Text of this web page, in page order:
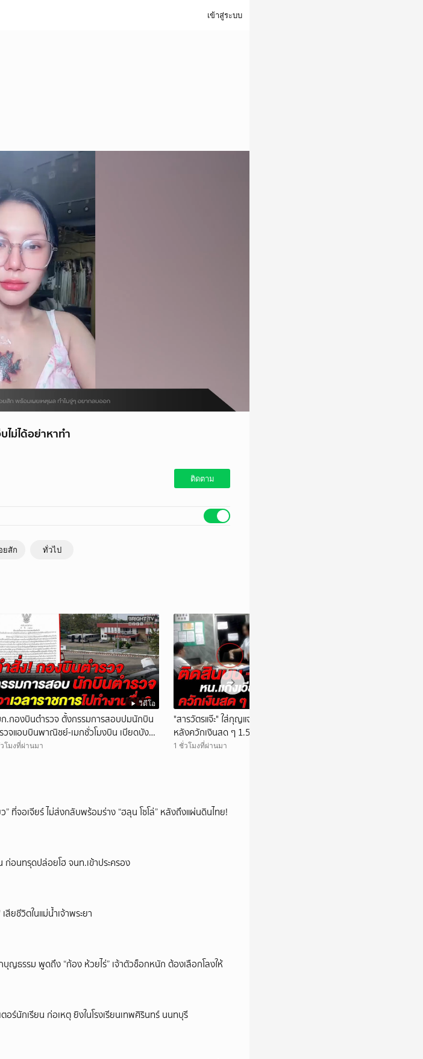
เข้าสู่ระบบ
ไม่ได้อย่าหาทำ
ติดตาม
ยสัก ทั่วไป
วิดีโอ
.กองบินตำรวจ ตั้งกรรมการสอบปมนักบิน
วจแอบบินพาณิชย์-เมกชั่วโมงบิน เบียดบัง
าทำหน้าที่
โมงที่ผ่านมา
"สารวัตรแจ๊ะ" ใส่กุญแจมือ หน.แก๊งเวียดนาม
หลังควักเงินสด ๆ 1.5 แสน ติดสินบน
1 ชั่วโมงที่ผ่านมา
ที่จอเจียร์ ไม่ส่งกลับพร้อมร่าง “ฮลุน โซโล่” หลังถึงแผ่นดินไทย!
ก่อนทรุดปล่อยโฮ จนท.เข้าประครอง
ยชีวิตในแม่น้ำเจ้าพระยา
ญธรรม พูดถึง “ก้อง ห้วยไร่” เจ้าตัวช็อกหนัก ต้องเลือกโลงให้
นักเรียน ก่อเหตุ ยิงในโรงเรียนเทพศิรินทร์ นนทบุรี